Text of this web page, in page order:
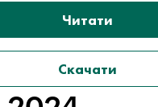
Читати
Скачати